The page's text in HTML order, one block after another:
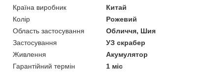
Країна виробник
Китай
Колір
Рожевий
Область застосування
Обличчя, Шия
Застосування
УЗ скрабер
Живлення
Акумулятор
Гарантійний термін
1 міс